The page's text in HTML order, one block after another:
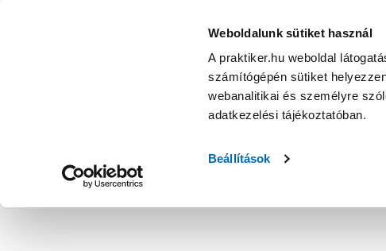
Weboldalunk sütiket használ
A praktiker.hu weboldal
számítógépén sütiket
webanalitikai és személyre
adatkezelési tájékoztatóban.
Beállítások